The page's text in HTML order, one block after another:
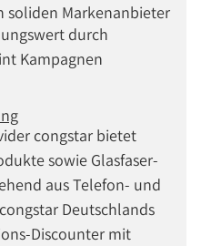
soliden Markenanbieter
durch
Kampagnen
congstar bietet
sowie Glasfaser-
aus Telefon- und
Deutschlands
Discounter mit